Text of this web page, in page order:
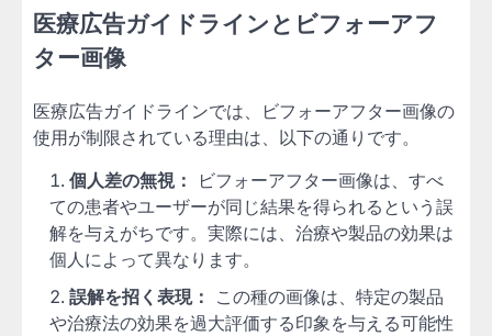
医療広告ガイドラインとビフォーアフ
ター画像
医療広告ガイドラインでは、ビフォーアフター画像の
使用が制限されている理由は、以下の通りです。
個人差の無視：
ビフォーアフター画像は、すべ
ての患者やユーザーが同じ結果を得られるという誤
解を与えがちです。実際には、治療や製品の効果は
個人によって異なります。
誤解を招く表現：
この種の画像は、特定の製品
や治療法の効果を過大評価する印象を与える可能性